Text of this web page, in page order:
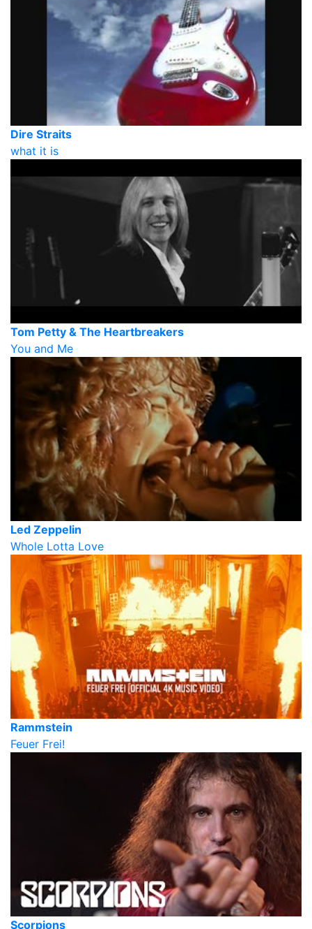
Dire Straits
what it is
Tom Petty & The Heartbreakers
You and Me
Led Zeppelin
Whole Lotta Love
Rammstein
Feuer Frei!
Scorpions